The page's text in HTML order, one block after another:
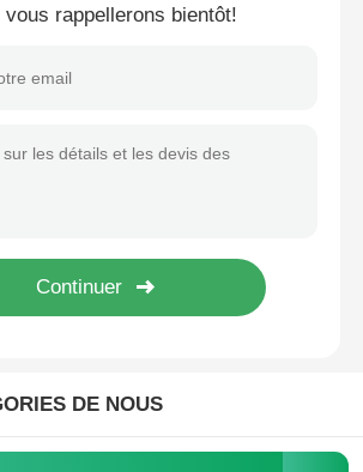
vous rappellerons bientôt!
DE NOUS